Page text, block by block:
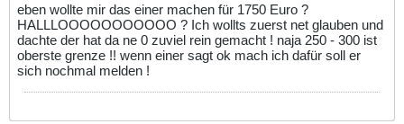
eben wollte mir das einer machen für 1750 Euro ?
HALLLOOOOOOOOOOO ? Ich wollts zuerst net glauben und
dachte der hat da ne 0 zuviel rein gemacht ! naja 250 - 300 ist
oberste grenze !! wenn einer sagt ok mach ich dafür soll er
sich nochmal melden !